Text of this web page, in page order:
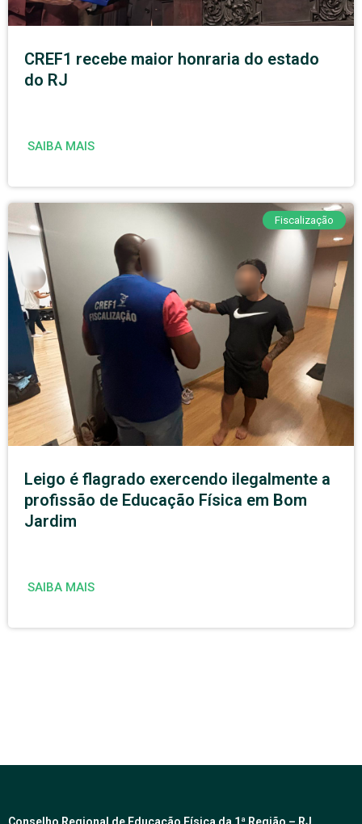
CREF1 recebe maior honraria do estado
do RJ
SAIBA MAIS
Fiscalização
Leigo é flagrado exercendo ilegalmente a
profissão de Educação Física em Bom
Jardim
SAIBA MAIS